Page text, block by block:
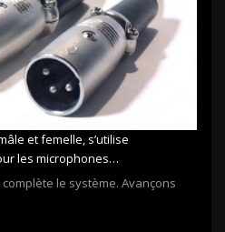
et femelle, s’utilise
les microphones…
le système. Avançons